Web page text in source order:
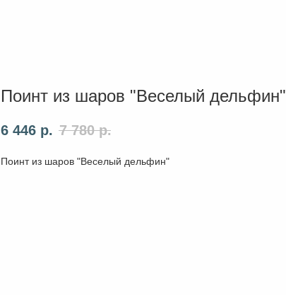
Поинт из шаров "Веселый дельфин"
6 446 р. 7 780 р.
Поинт из шаров "Веселый дельфин"